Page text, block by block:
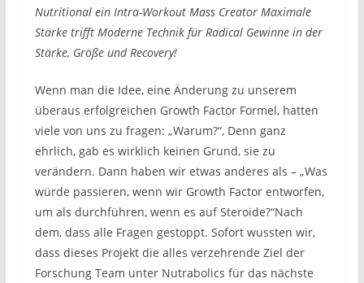
Nutritional ein Intra-Workout Mass Creator Maximale
Stärke trifft Moderne Technik für Radical Gewinne in der
Stärke, Größe und Recovery!
Wenn man die Idee, eine Änderung zu unserem
überaus erfolgreichen Growth Factor Formel, hatten
viele von uns zu fragen: „Warum?“, Denn ganz
ehrlich, gab es wirklich keinen Grund, sie zu
verändern. Dann haben wir etwas anderes als – „Was
würde passieren, wenn wir Growth Factor entworfen,
um als durchführen, wenn es auf Steroide?“Nach
dem, dass alle Fragen gestoppt. Sofort wussten wir,
dass dieses Projekt die alles verzehrende Ziel der
Forschung Team unter Nutrabolics für das nächste